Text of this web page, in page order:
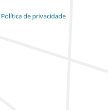
Política de privacidade